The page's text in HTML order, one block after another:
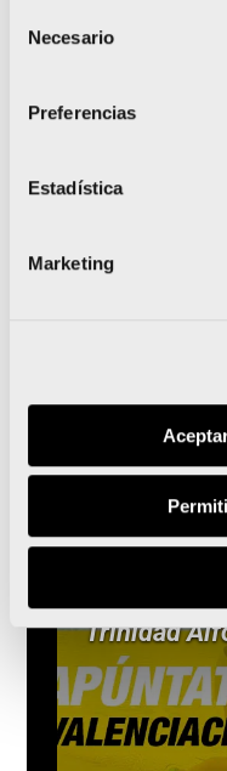
Necesario
Preferencias
Estadística
Marketing
¿Por qué
Trinidad